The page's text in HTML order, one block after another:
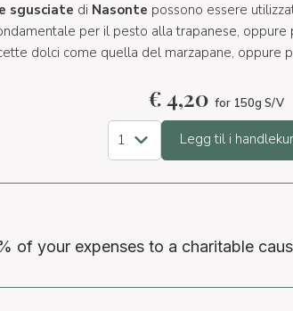
sgusciate di Nasonte possono essere
per il pesto alla trapanese,
dolci come quella del marzapane, oppure
€4,20 for 150g S/V
Legg til i
of your expenses to a charitable